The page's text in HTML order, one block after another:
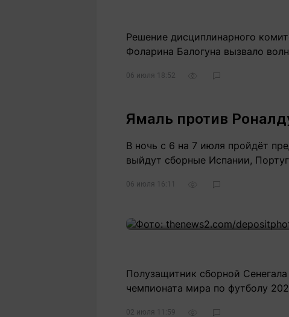
Решение дисциплинарного
Фоларина Балогуна вызвало
06 июля 18:52
Ямаль против
В ночь с 6 на 7 июля пройдёт
выйдут сборные Испании,
06 июля 16:11
Полузащитник сборной
чемпионата мира по футболу
02 июля 11:59